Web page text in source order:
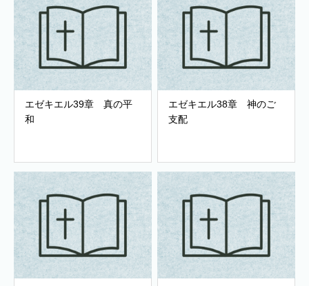
エゼキエル39章 真の平
和
エゼキエル38章 神のご
支配